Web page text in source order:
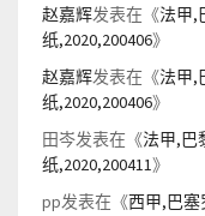
赵嘉辉发表在《法甲,
纸,2020,200406》
赵嘉辉发表在《法甲,
纸,2020,200406》
田岑发表在《法甲,巴
纸,2020,200411》
pp发表在《西甲,巴